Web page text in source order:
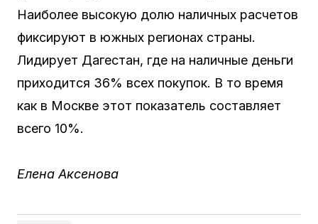
Наиболее высокую долю наличных расчетов
фиксируют в южных регионах страны.
Лидирует Дагестан, где на наличные деньги
приходится 36% всех покупок. В то время
как в Москве этот показатель составляет
всего 10%.
Елена Аксенова